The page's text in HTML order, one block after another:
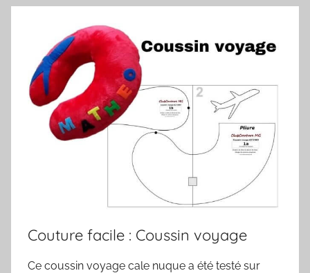
Couture facile : Coussin voyage
Ce coussin voyage cale nuque a été testé sur